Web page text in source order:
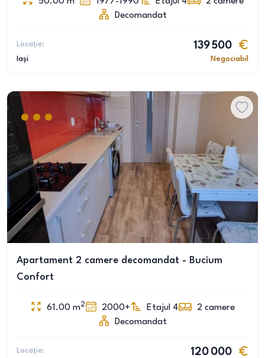
Decomandat
Locație:
Iași
139 500
Negociabil
Apartament 2 camere decomandat - Bucium
Confort
61.00 m2 2000+ Etajul 4 2 camere
Decomandat
Locație:
120 000